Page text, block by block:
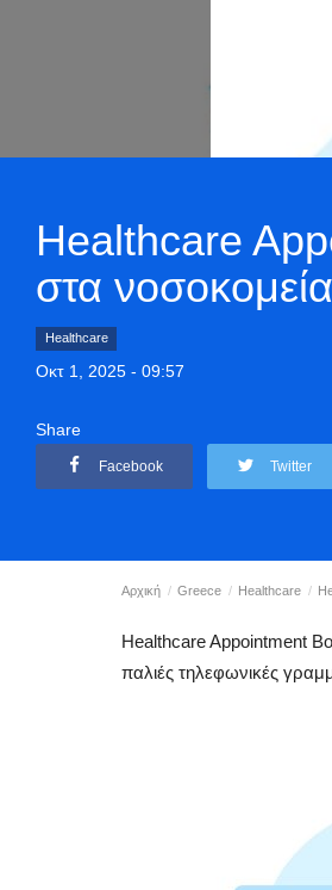
Healthcare
στα
Healthcare
Οκτ 1, 2025 - 09:57
Share
Facebook Twitter
Αρχική Greece Healthcare
Healthcare Appointment
παλιές τηλεφωνικές